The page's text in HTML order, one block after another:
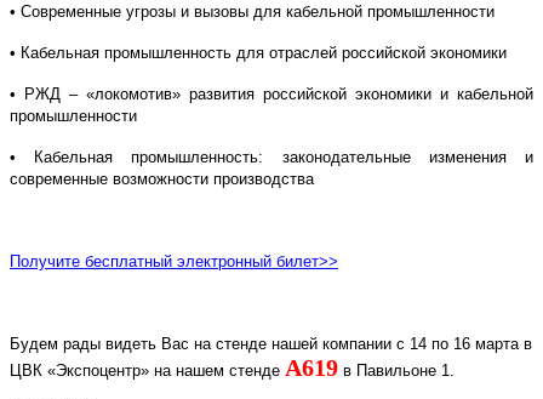
• Современные угрозы и вызовы для кабельной промышленности
• Кабельная промышленность для отраслей российской экономики
• РЖД – «локомотив» развития российской экономики и кабельной
промышленности
• Кабельная промышленность: законодательные изменения и
современные возможности производства
Получите бесплатный электронный билет>>
Будем рады видеть Вас на стенде нашей компании с 14 по 16 марта в
ЦВК «Экспоцентр» на нашем стенде A619 в Павильоне 1.